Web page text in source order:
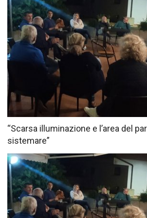
“Scarsa illuminazione e l’area del
sistemare”